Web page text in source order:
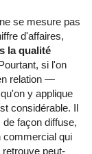
se mesure pas
d'affaires,
la qualité
si l'on
relation —
y applique
considérable. Il
façon diffuse,
commercial qui
peut-